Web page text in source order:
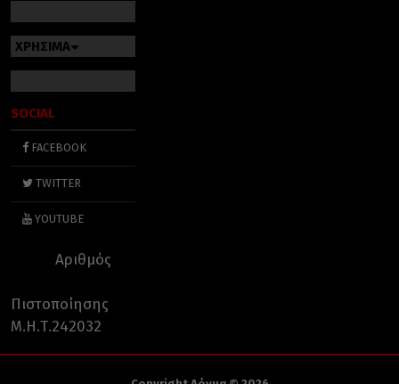
ΧΡΗΣΙΜΑ
SOCIAL
FACEBOOK
TWITTER
YOUTUBE
Αριθμός
Πιστοποίησης
Μ.Η.Τ.242032